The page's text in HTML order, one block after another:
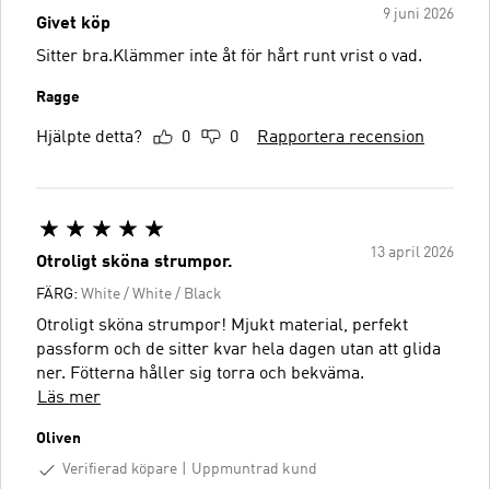
9 juni 2026
Givet köp
Sitter bra.Klämmer inte åt för hårt runt vrist o vad.
Ragge
Hjälpte detta? 0 0 Rapportera recension
13 april 2026
Otroligt sköna strumpor.
FÄRG: White / White / Black
Otroligt sköna strumpor! Mjukt material, perfekt
passform och de sitter kvar hela dagen utan att glida
ner. Fötterna håller sig torra och bekväma.
Läs mer
Oliven
Verifierad köpare
Uppmuntrad kund